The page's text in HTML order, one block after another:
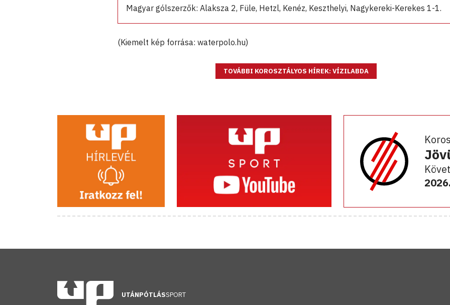
Magyar gólszerzők: Alaksza 2, Füle, Hetzl, Kenéz, Keszthelyi, Nagykereki-Kerekes 1-1.
(Kiemelt kép forrása: waterpolo.hu)
TOVÁBBI KOROSZTÁLYOS HÍREK: VÍZILABDA
UTÁNPÓTLÁSSPORT